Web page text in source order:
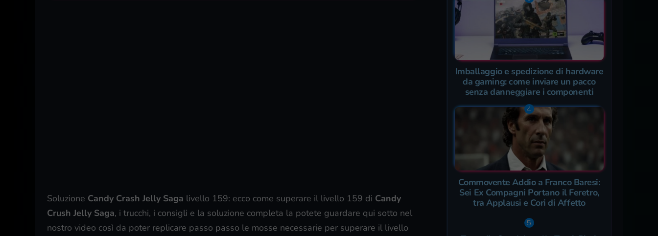
Soluzione Candy Crash Jelly Saga livello 159: ecco come superare il livello 159 di Candy
Crush Jelly Saga, i trucchi, i consigli e la soluzione completa la potete guardare qui sotto nel
nostro video così da poter replicare passo passo le mosse necessarie per superare il livello
Imballaggio e spedizione di hardware
da gaming: come inviare un pacco
senza danneggiare i componenti
Commovente Addio a Franco Baresi:
Sei Ex Compagni Portano il Feretro,
tra Applausi e Cori di Affetto